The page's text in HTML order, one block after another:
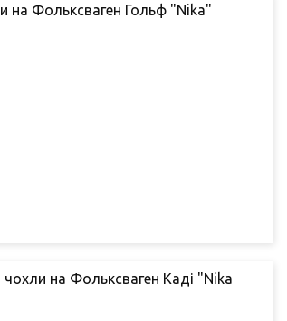
на Фольксваген Гольф "Nika"
на Фольксваген Каді "Nika